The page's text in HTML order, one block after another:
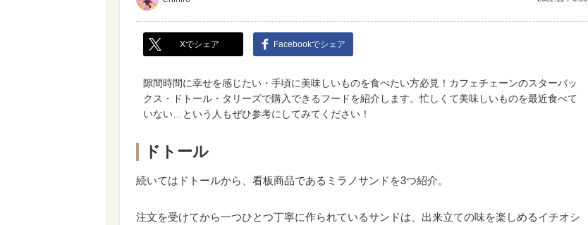
Xでシェア Facebookでシェア
隙間時間に幸せを感じたい・手頃に美味しいものを食べたい方必見！カフェチェーンのスターバッ
クス・ドトール・タリーズで購入できるフードを紹介します。忙しくて美味しいものを最近食べて
いない…という人もぜひ参考にしてみてください！
ドトール
続いてはドトールから、看板商品であるミラノサンドを3つ紹介。
注文を受けてから一つひとつ丁寧に作られているサンドは、出来立ての味を楽しめるイチオシ